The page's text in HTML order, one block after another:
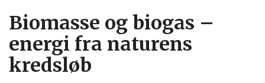
Biomasse og biogas –
energi fra naturens
kredsløb